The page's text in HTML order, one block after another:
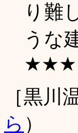
り難
うな
［黒川
ら ）